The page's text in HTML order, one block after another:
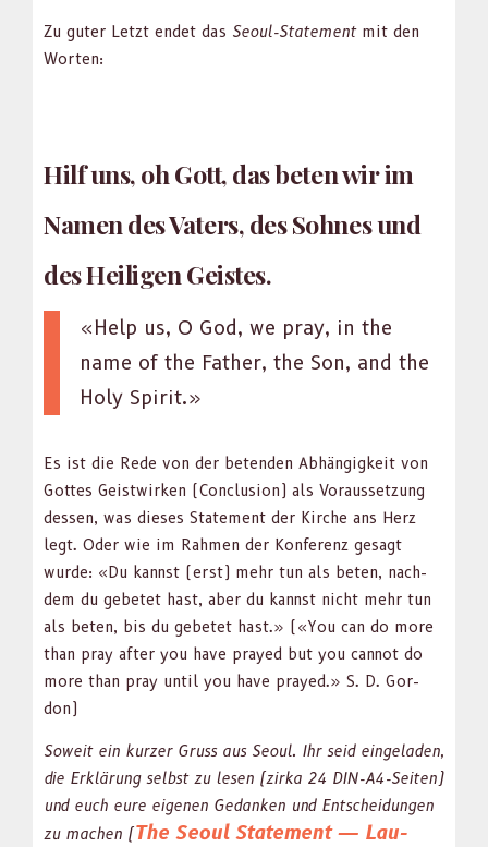
Zu guter Let­zt endet das Seoul-State­mentmit den
Worten:
Hilf uns, oh Gott, das beten wir im
Namen des Vaters, des Sohnes und
des Heiligen Geistes.
«Help us, O God, we pray, in the
name of the Father, the Son, and the
Holy Spir­it.»
Es ist die Rede von der betenden Abhängigkeit von
Gottes Geist­wirken (Con­clu­sion) als Voraus­set­zung
dessen, was dieses State­ment der Kirche ans Herz
legt. Oder wie im Rah­men der Kon­ferenz gesagt
wurde: «Du kannst (erst) mehr tun als beten, nach­
dem du gebetet hast, aber du kannst nicht mehr tun
als beten, bis du gebetet hast.» («You can do more
than pray after you have prayed but you can­not do
more than pray until you have prayed.» S. D. Gor­
don)
Soweit ein kurz­er Gruss aus Seoul. Ihr seid ein­ge­laden,
die Erk­lärung selb­st zu lesen (zir­ka 24 DIN-A4-Seit­en)
und euch eure eige­nen Gedanken und Entschei­dun­gen
zu machen (The Seoul State­ment — Lau­